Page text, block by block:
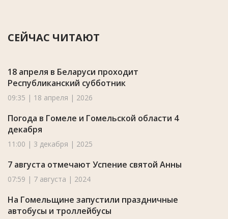
СЕЙЧАС ЧИТАЮТ
18 апреля в Беларуси проходит
Республиканский субботник
09:35 | 18 апреля | 2026
Погода в Гомеле и Гомельской области 4
декабря
11:00 | 3 декабря | 2025
7 августа отмечают Успение святой Анны
07:59 | 7 августа | 2024
На Гомельщине запустили праздничные
автобусы и троллейбусы